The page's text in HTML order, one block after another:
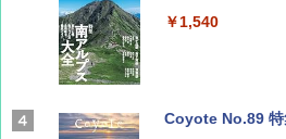
￥1,540
Coyote No.89 特